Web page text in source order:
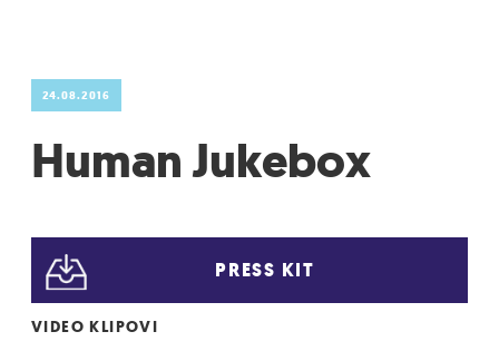
24.08.2016
Human Jukebox
PRESS KIT
VIDEO KLIPOVI